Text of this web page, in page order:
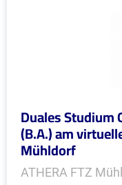
Duales Studium
(B.A.) am
Mühldorf
ATHERA FTZ